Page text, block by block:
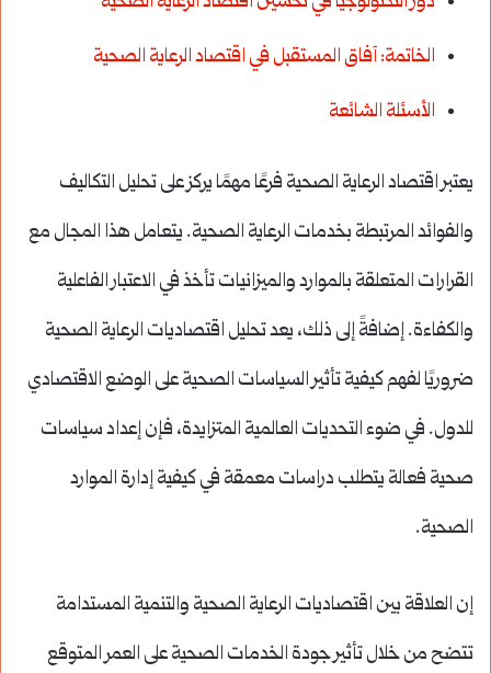
الخاتمة: آفاق المستقبل في اقتصاد الرعاية الصحية
الأسئلة الشائعة
يعتبر اقتصاد الرعاية الصحية فرعًا مهمًا يركز على تحليل التكاليف
والفوائد المرتبطة بخدمات الرعاية الصحية. يتعامل هذا المجال مع
القرارات المتعلقة بالموارد والميزانيات تأخذ في الاعتبار الفاعلية
والكفاءة. إضافةً إلى ذلك، يعد تحليل اقتصاديات الرعاية الصحية
ضروريًا لفهم كيفية تأثير السياسات الصحية على الوضع الاقتصادي
للدول. في ضوء التحديات العالمية المتزايدة، فإن إعداد سياسات
صحية فعالة يتطلب دراسات معمقة في كيفية إدارة الموارد
الصحية.
إن العلاقة بين اقتصاديات الرعاية الصحية والتنمية المستدامة
تتضح من خلال تأثير جودة الخدمات الصحية على العمر المتوقع